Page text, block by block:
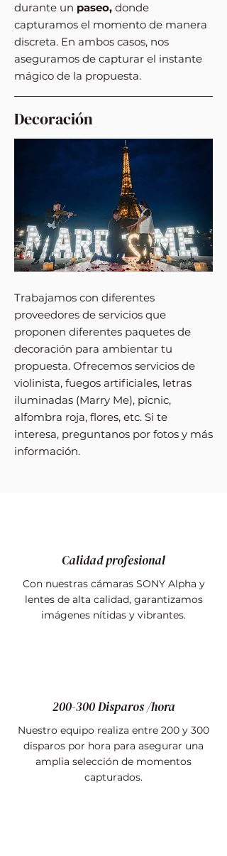
durante un paseo, donde
capturamos el momento de manera
discreta. En ambos casos, nos
aseguramos de capturar el instante
mágico de la propuesta.
Decoración
Trabajamos con diferentes
proveedores de servicios que
proponen diferentes paquetes de
decoración para ambientar tu
propuesta. Ofrecemos servicios de
violinista, fuegos artificiales, letras
iluminadas (Marry Me), picnic,
alfombra roja, flores, etc. Si te
interesa, preguntanos por fotos y más
información.
Calidad profesional
Con nuestras cámaras SONY Alpha y
lentes de alta calidad, garantizamos
imágenes nítidas y vibrantes.
200-300 Disparos /hora
Nuestro equipo realiza entre 200 y 300
disparos por hora para asegurar una
amplia selección de momentos
capturados.